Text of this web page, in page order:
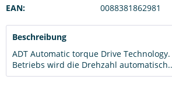
EAN:
0088381862981
Beschreibung
ADT Automatic torque Drive
Betriebs wird die Drehzahl